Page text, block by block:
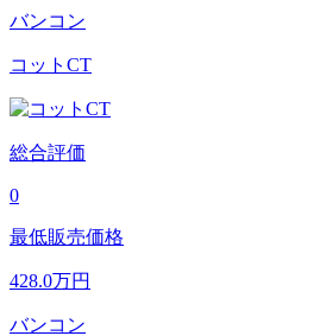
バンコン
コットCT
総合評価
0
最低販売価格
428.0万円
バンコン